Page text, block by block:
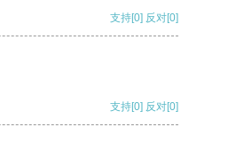
支持[0] 反对[0]
支持[0] 反对[0]